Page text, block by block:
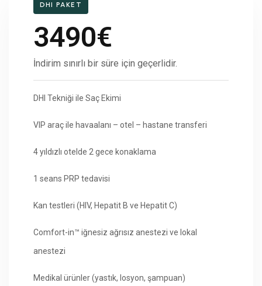
DHI PAKET
3490€
İndirim sınırlı bir süre için geçerlidir.
DHI Tekniği ile Saç Ekimi
VIP araç ile havaalanı – otel – hastane transferi
4 yıldızlı otelde 2 gece konaklama
1 seans PRP tedavisi
Kan testleri (HIV, Hepatit B ve Hepatit C)
Comfort-in™ iğnesiz ağrısız anestezi ve lokal
anestezi
Medikal ürünler (yastık, losyon, şampuan)